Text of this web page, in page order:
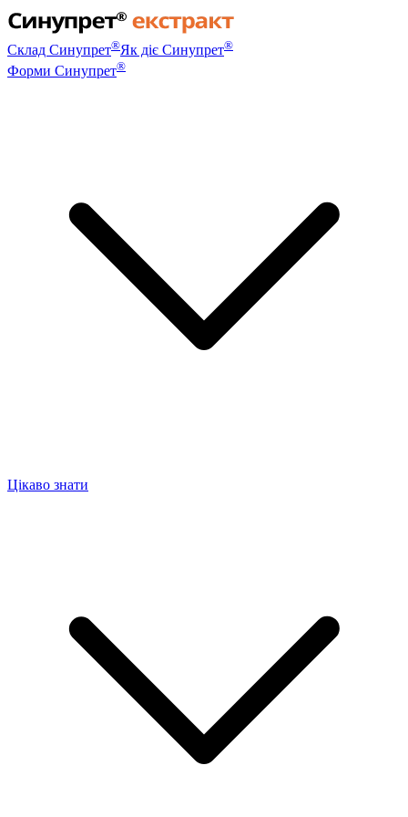
Склад Синупрет®Як діє Синупрет®
Форми Синупрет®
Цікаво знати